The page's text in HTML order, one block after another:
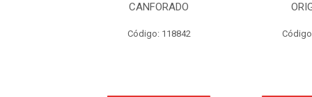
CANFORADO
Código: 118842